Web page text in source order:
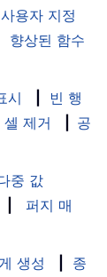
사용자 지정
향상된 함수
시
빈 행
제거
공
중 값
퍼지 매
생성
종